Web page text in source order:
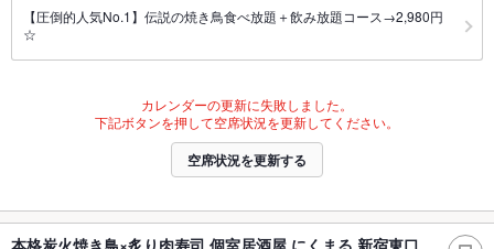
【圧倒的人気No.1】伝説の焼き鳥食べ放題＋飲み放題コース→2,980円
☆
カレンダーの更新に失敗しました。
下記ボタンを押して空席状況を更新してください。
空席状況を更新する
本格炭火焼き鳥×炙り肉寿司 個室居酒屋 にくまる 新宿東口